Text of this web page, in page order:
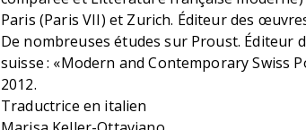
Paris (Paris VII) et Zurich. Éditeur des
De nombreuses études sur Proust. Éditeur
suisse : «Modern and Contemporary Swiss
2012.
Traductrice en italien